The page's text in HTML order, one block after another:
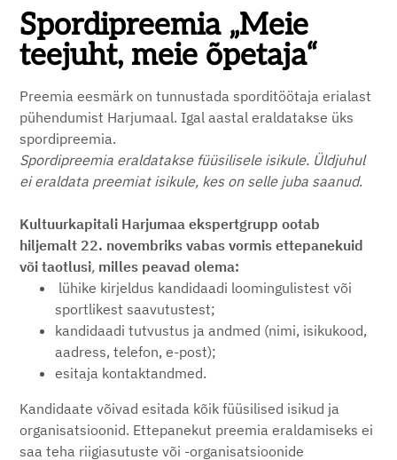
Spordipreemia „Meie
teejuht, meie õpetaja“
Preemia eesmärk on tunnustada sporditöötaja erialast
pühendumist Harjumaal. Igal aastal eraldatakse üks
spordipreemia.
Spordipreemia eraldatakse füüsilisele isikule. Üldjuhul
ei eraldata preemiat isikule, kes on selle juba saanud.
Kultuurkapitali Harjumaa ekspertgrupp ootab
hiljemalt 22. novembriks vabas vormis ettepanekuid
või taotlusi, milles peavad olema:
lühike kirjeldus kandidaadi loomingulistest või
sportlikest saavutustest;
kandidaadi tutvustus ja andmed (nimi, isikukood,
aadress, telefon, e-post);
esitaja kontaktandmed.
Kandidaate võivad esitada kõik füüsilised isikud ja
organisatsioonid. Ettepanekut preemia eraldamiseks ei
saa teha riigiasutuste või -organisatsioonide